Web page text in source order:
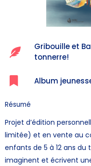
Gribouille et
tonnerre!
Album
Résumé
Projet d’édition
limitée) et en vente au
enfants de 5 à 12 ans
imaginent et écrivent